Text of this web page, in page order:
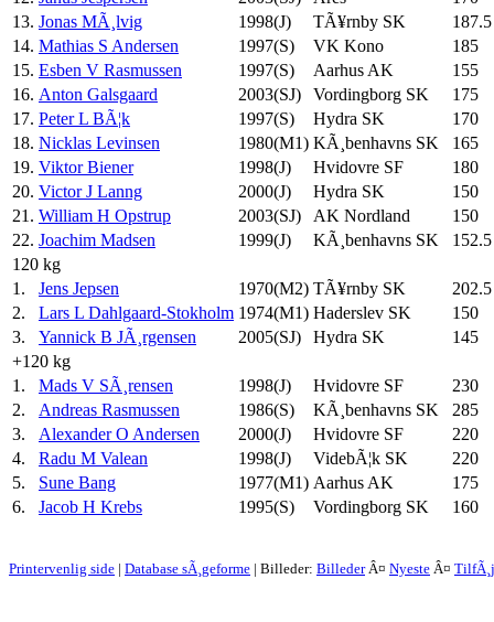
13. Jonas MÃ¸lvig 1998(J) TÃ¥rnby SK
187.5
14. Mathias S Andersen 1997(S) VK Kono
185
15. Esben V Rasmussen 1997(S) Aarhus AK
155
16. Anton Galsgaard 2003(SJ) Vordingborg SK
175
17. Peter L BÃ¦k 1997(S) Hydra SK
170
18. Nicklas Levinsen 1980(M1) KÃ¸benhavns SK
165
19. Viktor Biener 1998(J) Hvidovre SF
180
20. Victor J Lanng 2000(J) Hydra SK
150
21. William H Opstrup 2003(SJ) AK Nordland
150
22. Joachim Madsen 1999(J) KÃ¸benhavns SK
152.5
120 kg
1.
Jens Jepsen 1970(M2) TÃ¥rnby SK
202.5
2.
Lars L Dahlgaard-Stokholm 1974(M1) Haderslev SK
150
3.
Yannick B JÃ¸rgensen 2005(SJ) Hydra SK
145
+120 kg
1.
Mads V SÃ¸rensen 1998(J) Hvidovre SF
230
2.
Andreas Rasmussen 1986(S) KÃ¸benhavns SK
285
3.
Alexander O Andersen 2000(J) Hvidovre SF
220
4.
Radu M Valean 1998(J) VidebÃ¦k SK
220
5.
Sune Bang 1977(M1) Aarhus AK
175
6.
Jacob H Krebs 1995(S) Vordingborg SK 160
Printervenlig side | Database sÃ¸geforme | Billeder: BillederÂ¤ Nyeste Â¤ TilfÃ¸j